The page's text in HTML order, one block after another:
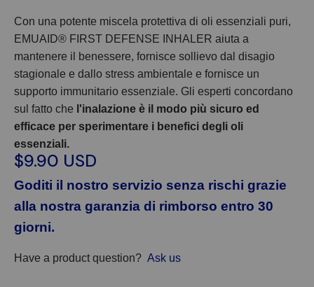
Con una potente miscela protettiva di oli essenziali puri,
EMUAID® FIRST DEFENSE INHALER aiuta a
mantenere il benessere, fornisce sollievo dal disagio
stagionale e dallo stress ambientale e fornisce un
supporto immunitario essenziale. Gli esperti concordano
sul fatto che l'inalazione è il modo più sicuro ed
efficace per sperimentare i benefici degli oli
essenziali.
$9.90 USD
Goditi il nostro servizio senza rischi grazie
alla nostra garanzia di rimborso entro 30
giorni.
Have a product question? Ask us